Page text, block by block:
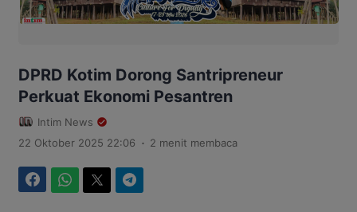
DPRD Kotim Dorong Santripreneur
Perkuat Ekonomi Pesantren
Intim News
22 Oktober 2025 22:06 . 2 menit membaca